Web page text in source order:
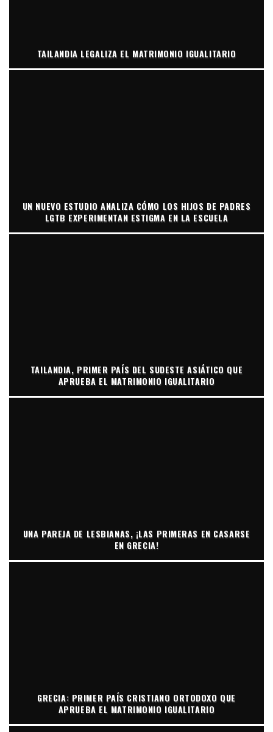
TAILANDIA LEGALIZA EL MATRIMONIO IGUALITARIO
UN NUEVO ESTUDIO ANALIZA CÓMO LOS HIJOS DE PADRES
LGTB EXPERIMENTAN ESTIGMA EN LA ESCUELA
TAILANDIA, PRIMER PAÍS DEL SUDESTE ASIÁTICO QUE
APRUEBA EL MATRIMONIO IGUALITARIO
UNA PAREJA DE LESBIANAS, ¡LAS PRIMERAS EN CASARSE
EN GRECIA!
GRECIA: PRIMER PAÍS CRISTIANO ORTODOXO QUE
APRUEBA EL MATRIMONIO IGUALITARIO